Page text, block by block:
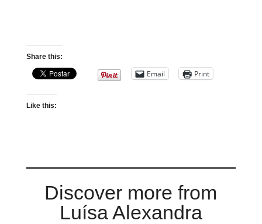
Share this:
Email Print
Like this:
Discover more from
Luísa Alexandra